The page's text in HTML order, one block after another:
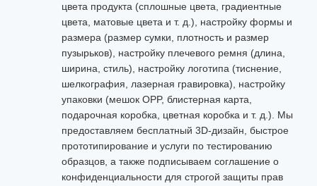
цвета продукта (сплошные цвета, градиентные
цвета, матовые цвета и т. д.), настройку формы и
размера (размер сумки, плотность и размер
пузырьков), настройку плечевого ремня (длина,
ширина, стиль), настройку логотипа (тиснение,
шелкография, лазерная гравировка), настройку
упаковки (мешок OPP, блистерная карта,
подарочная коробка, цветная коробка и т. д.). Мы
предоставляем бесплатный 3D-дизайн, быстрое
прототипирование и услуги по тестированию
образцов, а также подписываем соглашение о
конфиденциальности для строгой защиты прав